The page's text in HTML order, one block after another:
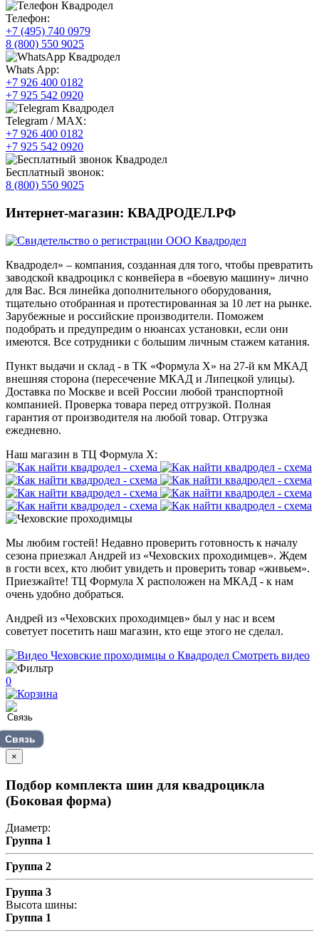
Телефон:
+7 (495) 740 0979
8 (800) 550 9025
Whats App:
+7 926 400 0182
+7 925 542 0920
Telegram / MAX:
+7 926 400 0182
+7 925 542 0920
Бесплатный звонок:
8 (800) 550 9025
Интернет-магазин: КВАДРОДЕЛ.РФ
Квадродел» – компания, созданная для того, чтобы превратить
заводской квадроцикл с конвейера в «боевую машину» лично
для Вас. Вся линейка дополнительного оборудования,
тщательно отобранная и протестированная за 10 лет на рынке.
Зарубежные и российские производители. Поможем
подобрать и предупредим о нюансах установки, если они
имеются. Все сотрудники с большим личным стажем катания.
Пункт выдачи и склад - в ТК «Формула X» на 27-й км МКАД
внешняя сторона (пересечение МКАД и Липецкой улицы).
Доставка по Москве и всей России любой транспортной
компанией. Проверка товара перед отгрузкой. Полная
гарантия от производителя на любой товар. Отгрузка
ежедневно.
Наш магазин в ТЦ Формула Х:
Мы любим гостей! Недавно проверить готовность к началу
сезона приезжал Андрей из «Чеховских проходимцев». Ждем
в гости всех, кто любит увидеть и проверить товар «живьем».
Приезжайте! ТЦ Формула Х расположен на МКАД - к нам
очень удобно добраться.
Андрей из «Чеховских проходимцев» был у нас и всем
советует посетить наш магазин, кто еще этого не сделал.
Смотреть видео
0
Связь
×
Подбор комплекта шин для квадроцикла
(Боковая форма)
Диаметр:
Группа 1
Группа 2
Группа 3
Высота шины:
Группа 1